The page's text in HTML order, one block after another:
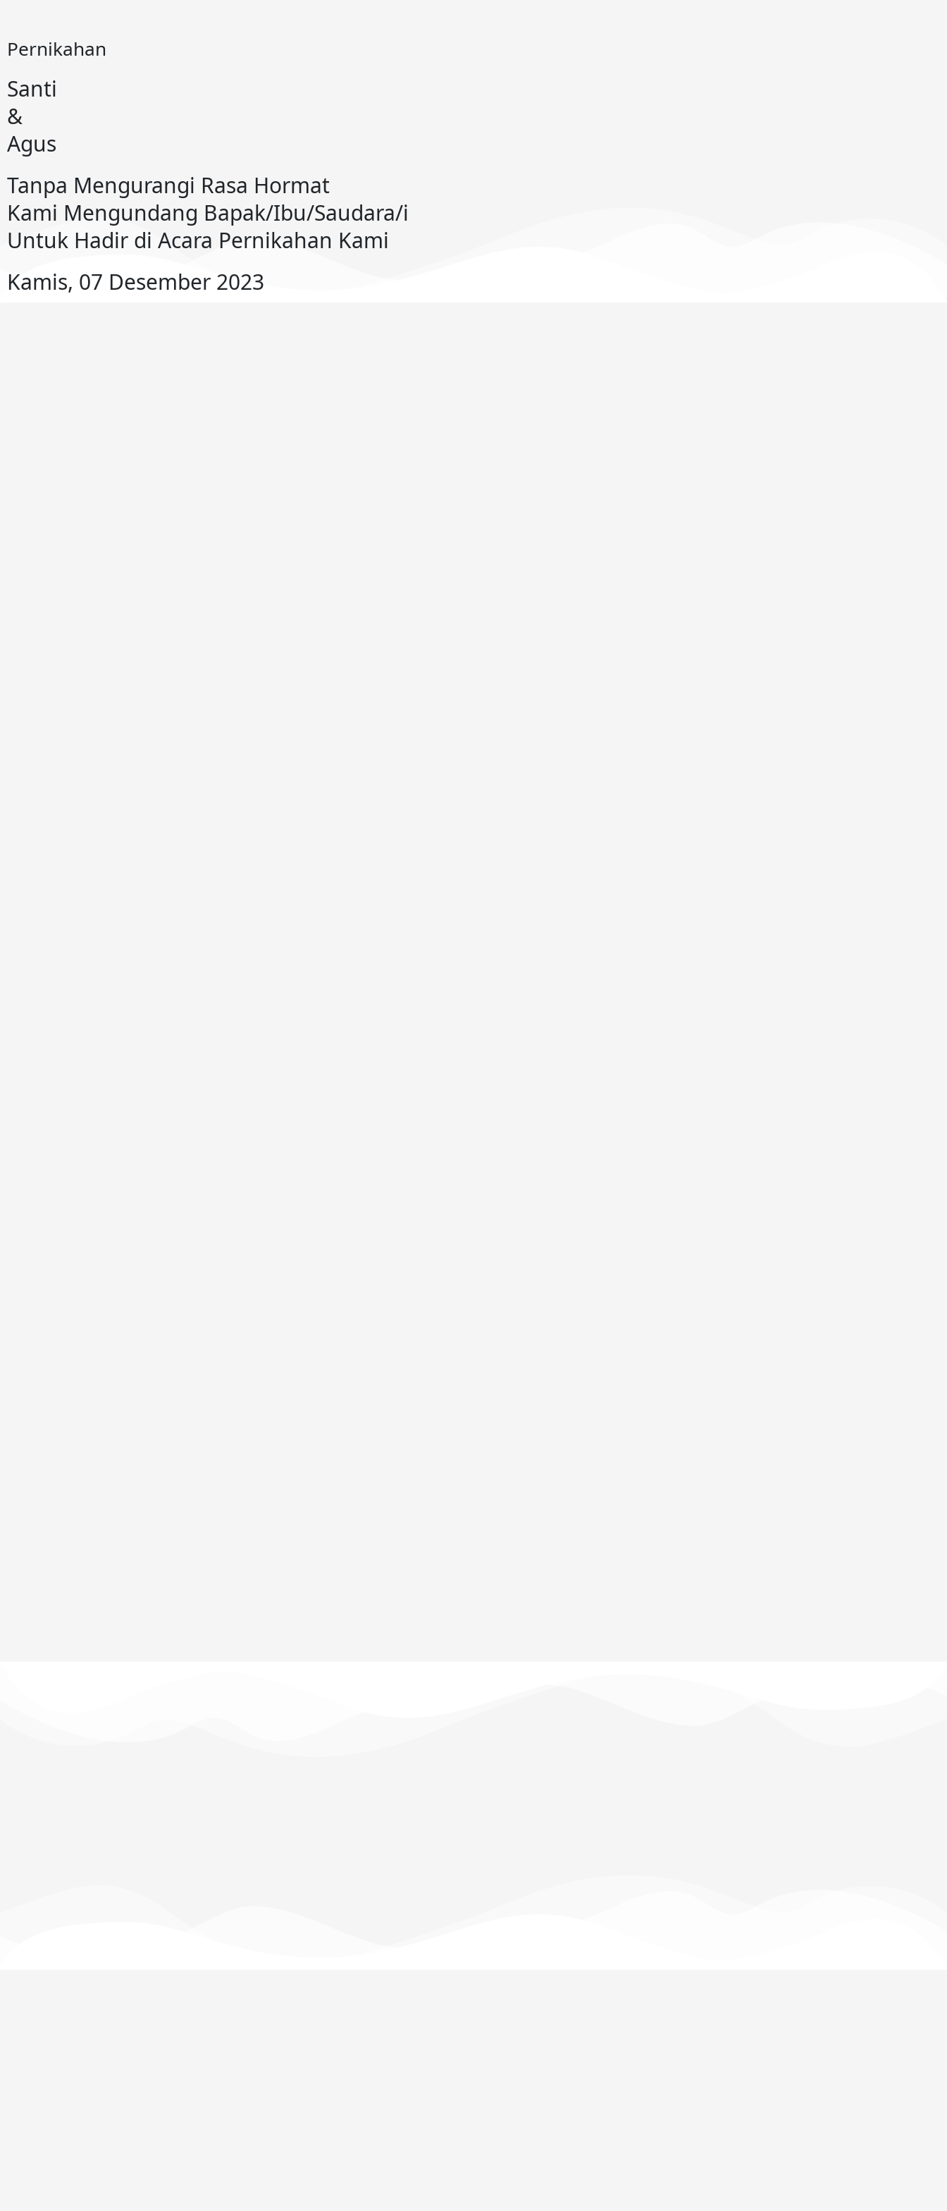
Pernikahan
Santi
&
Agus
Tanpa Mengurangi Rasa Hormat
Kami Mengundang Bapak/Ibu/Saudara/i
Untuk Hadir di Acara Pernikahan Kami
Kamis, 07 Desember 2023